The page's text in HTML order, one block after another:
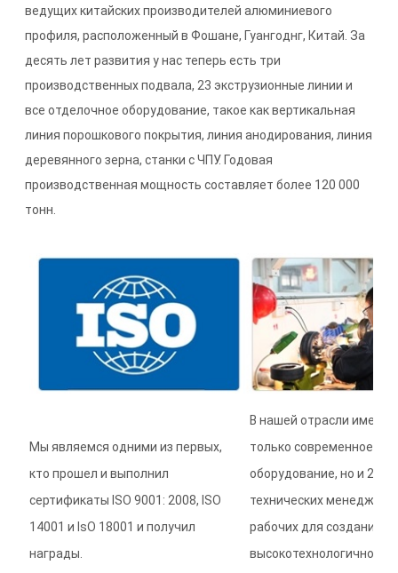
ведущих китайских производителей алюминиевого
профиля, расположенный в Фошане, Гуангоднг, Китай. За
десять лет развития у нас теперь есть три
производственных подвала, 23 экструзионные линии и
все отделочное оборудование, такое как вертикальная
линия порошкового покрытия, линия анодирования, линия
деревянного зерна, станки с ЧПУ. Годовая
производственная мощность составляет более 120 000
тонн.
Мы являемся одними из первых,
кто прошел и выполнил
сертификаты ISO 9001: 2008, ISO
14001 и IsO 18001 и получил
награды.
В нашей отрасли
только современное
оборудование, но и 200
технических
рабочих для создания
высокотехнологичного